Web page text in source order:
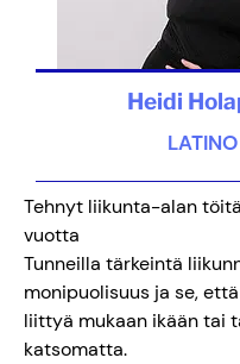
Heidi
LATINO
Tehnyt liikunta-alan
vuotta
Tunneilla tärkeintä
monipuolisuus ja se,
liittyä mukaan ikään tai
katsomatta.